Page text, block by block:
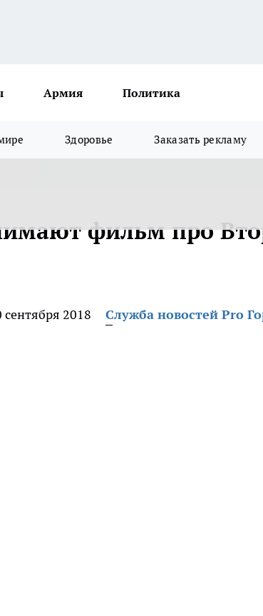
Армия Политика
Здоровье Заказать рекламу
фильм про
сентября 2018
Служба новостей Pro